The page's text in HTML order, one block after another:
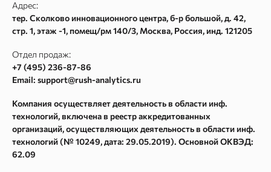
Согласие на обработку персональных данных
Согласие на получение рекламных и информационных
Карта сайта
Частотности ключевых слов Google Adwords
Текстовый анализатор
Сайт аудит
Метасканер
Поиск в Webarchive
Массовая проверка Whois
Поиск спама в Webarchive
Параметры ссылок
Спам в ссылках
Адрес:
тер. Сколково инновационного центра, б-р большой, д. 42,
стр. 1, этаж -1, помещ/рм 140/3, Москва, Россия, инд. 121205
Отдел продаж:
+7 (495) 236-87-86
Email: support@rush-analytics.ru
Компания осуществляет деятельность в области инф.
технологий, включена в реестр аккредитованных
организаций, осуществляющих деятельность в области инф.
технологий (№ 10249, дата: 29.05.2019). Основной ОКВЭД:
62.09